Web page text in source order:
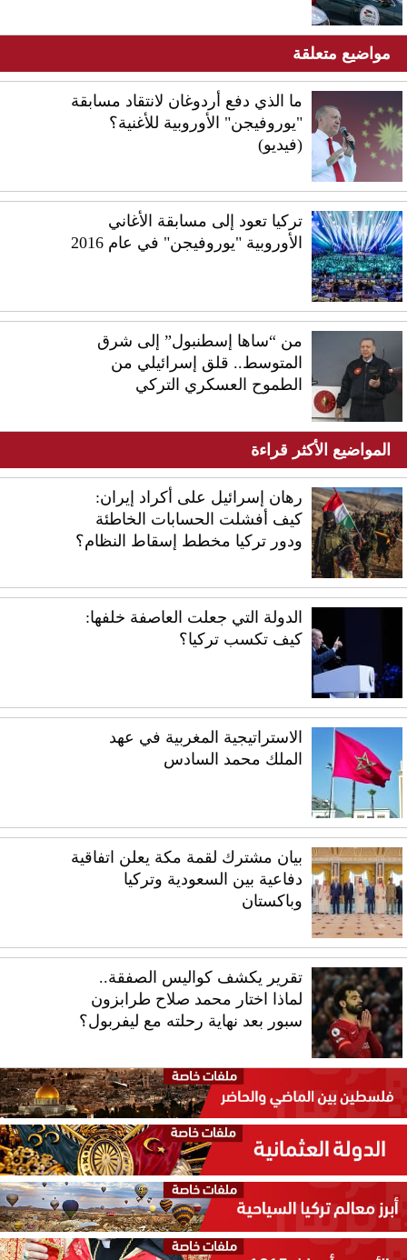
مواضيع متعلقة
ما الذي دفع أردوغان لانتقاد مسابقة
"يوروفيجن" الأوروبية للأغنية؟
(فيديو)
تركيا تعود إلى مسابقة الأغاني
الأوروبية "يوروفيجن" في عام 2016
من “ساها إسطنبول” إلى شرق
المتوسط.. قلق إسرائيلي من
الطموح العسكري التركي
المواضيع الأكثر قراءة
رهان إسرائيل على أكراد إيران:
كيف أفشلت الحسابات الخاطئة
ودور تركيا مخطط إسقاط النظام؟
الدولة التي جعلت العاصفة خلفها:
كيف تكسب تركيا؟
الاستراتيجية المغربية في عهد
الملك محمد السادس
بيان مشترك لقمة مكة يعلن اتفاقية
دفاعية بين السعودية وتركيا
وباكستان
تقرير يكشف كواليس الصفقة..
لماذا اختار محمد صلاح طرابزون
سبور بعد نهاية رحلته مع ليفربول؟